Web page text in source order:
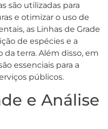
são utilizadas para
e otimizar o uso de
as Linhas de Grade
de espécies e a
terra. Além disso, em
essenciais para a
públicos.
e Análise